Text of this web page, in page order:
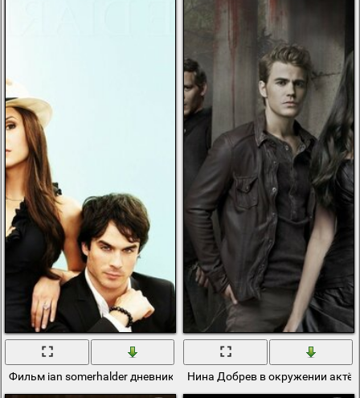
Фильм ian somerhalder дневники вампира nina dobrev
Нина Добрев в окружении